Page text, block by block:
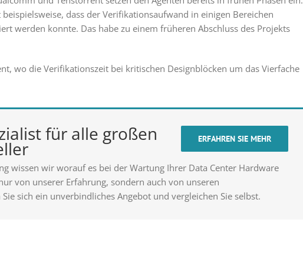
dass der Verifikationsaufwand in einigen Bereichen
werden konnte. Das habe zu einem früheren Abschluss des Projekts
wo die Verifikationszeit bei kritischen Designblöcken um das Vierfache
ERFAHREN SIE MEHR
für alle großen
wissen wir worauf es bei der Wartung Ihrer Data Center Hardware
von unserer Erfahrung, sondern auch von unseren
sich ein unverbindliches Angebot und vergleichen Sie selbst.